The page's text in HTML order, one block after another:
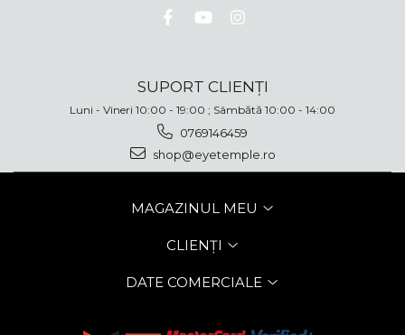
SUPORT CLIENȚI
Luni - Vineri 10:00 - 19:00 ; Sâmbătă 10:00 - 14:00
0769146459
shop@eyetemple.ro
MAGAZINUL MEU
CLIENȚI
DATE COMERCIALE